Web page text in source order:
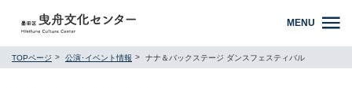
MENU
TOPページ 公演･イベント情報 ナナ＆バックステージ ダンスフェスティバル